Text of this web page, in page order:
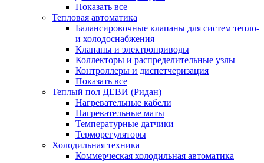
Показать все
Тепловая автоматика
Балансировочные клапаны для систем тепло-
и холодоснабжения
Клапаны и электроприводы
Коллекторы и распределительные узлы
Контроллеры и диспетчеризация
Показать все
Теплый пол ДЕВИ (Ридан)
Нагревательные кабели
Нагревательные маты
Температурные датчики
Терморегуляторы
Холодильная техника
Коммерческая холодильная автоматика